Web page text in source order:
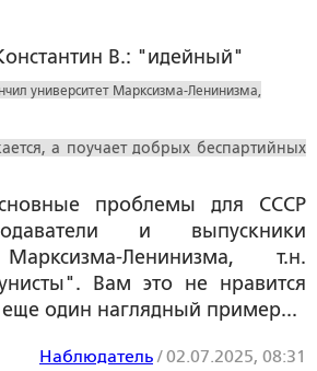
В.: "идейный"
университет Марксизма-Ленинизма,
а поучает добрых беспартийных
проблемы для СССР
и выпускники
Ленинизма, т.н.
Вам это не нравится
один наглядный пример...
Наблюдатель/02.07.2025, 08:31